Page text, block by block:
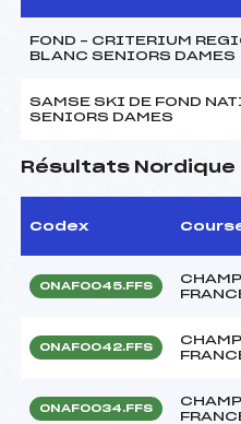
FOND – CRITERIUM
BLANC SENIORS DAMES
SAMSE SKI DE FOND
SENIORS DAMES
Résultats Nordique
Codex
ONAF0045.FFS
ONAF0042.FFS
ONAF0034.FFS